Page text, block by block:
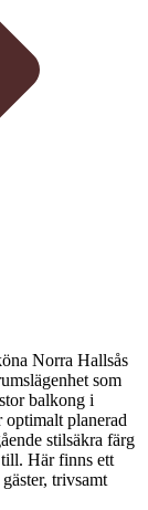
Norra Hallsås
som
balkong i
optimalt planerad
stilsäkra färg
till. Här finns ett
trivsamt